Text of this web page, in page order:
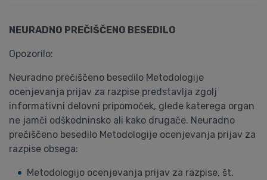
NEURADNO PREČIŠČENO BESEDILO
Opozorilo:
Neuradno prečiščeno besedilo Metodologije
ocenjevanja prijav za razpise predstavlja zgolj
informativni delovni pripomoček, glede katerega organ
ne jamči odškodninsko ali kako drugače. Neuradno
prečiščeno besedilo Metodologije ocenjevanja prijav za
razpise obsega:
Metodologijo ocenjevanja prijav za razpise, št.